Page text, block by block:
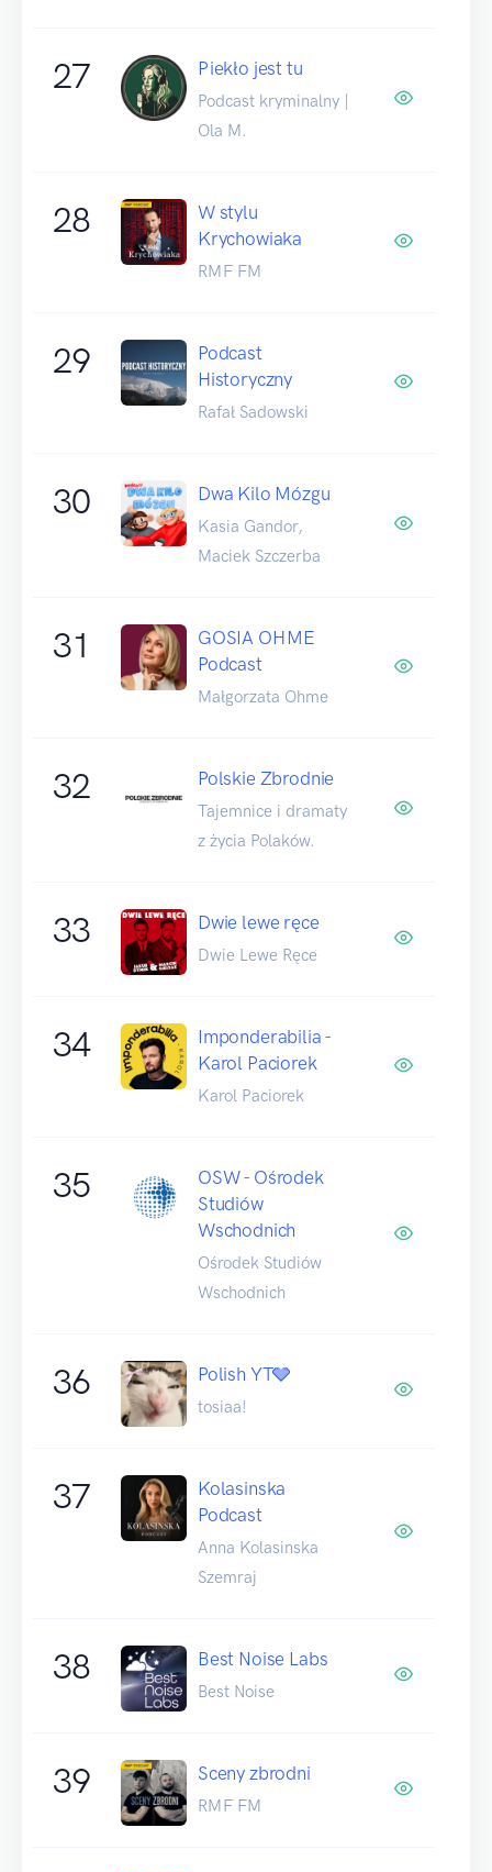
27 Piekło jest tu
Podcast kryminalny |
Ola M.
28
W stylu
Krychowiaka
RMF FM
29
Podcast
Historyczny
Rafał Sadowski
30 Dwa Kilo Mózgu
Kasia Gandor,
Maciek Szczerba
31
GOSIA OHME
Podcast
Małgorzata Ohme
32 Polskie Zbrodnie
Tajemnice i dramaty
z życia Polaków.
33 Dwie lewe ręce
Dwie Lewe Ręce
34
Imponderabilia -
Karol Paciorek
Karol Paciorek
35
OSW - Ośrodek
Studiów
Wschodnich
Ośrodek Studiów
Wschodnich
36 Polish YT🩶
tosiaa!
37
Kolasinska
Podcast
Anna Kolasinska
Szemraj
38 Best Noise Labs
Best Noise
39 Sceny zbrodni
RMF FM